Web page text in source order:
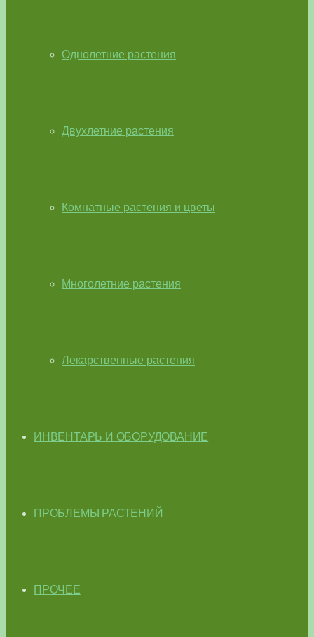
Однолетние растения
Двухлетние растения
Комнатные растения и цветы
Многолетние растения
Лекарственные растения
ИНВЕНТАРЬ И ОБОРУДОВАНИЕ
ПРОБЛЕМЫ РАСТЕНИЙ
ПРОЧЕЕ